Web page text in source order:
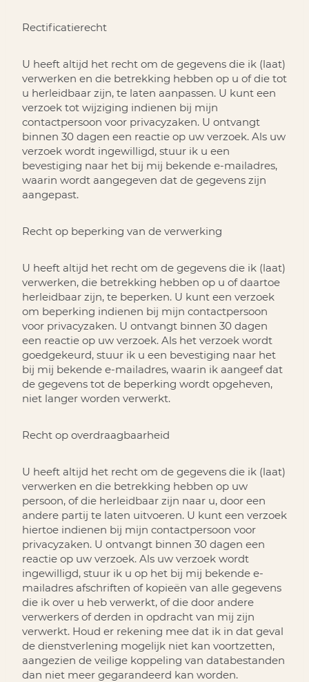
Rectificatierecht
U heeft altijd het recht om de gegevens die ik (laat)
verwerken en die betrekking hebben op u of die tot
u herleidbaar zijn, te laten aanpassen. U kunt een
verzoek tot wijziging indienen bij mijn
contactpersoon voor privacyzaken. U ontvangt
binnen 30 dagen een reactie op uw verzoek. Als uw
verzoek wordt ingewilligd, stuur ik u een
bevestiging naar het bij mij bekende e-mailadres,
waarin wordt aangegeven dat de gegevens zijn
aangepast.
Recht op beperking van de verwerking
U heeft altijd het recht om de gegevens die ik (laat)
verwerken, die betrekking hebben op u of daartoe
herleidbaar zijn, te beperken. U kunt een verzoek
om beperking indienen bij mijn contactpersoon
voor privacyzaken. U ontvangt binnen 30 dagen
een reactie op uw verzoek. Als het verzoek wordt
goedgekeurd, stuur ik u een bevestiging naar het
bij mij bekende e-mailadres, waarin ik aangeef dat
de gegevens tot de beperking wordt opgeheven,
niet langer worden verwerkt.
Recht op overdraagbaarheid
U heeft altijd het recht om de gegevens die ik (laat)
verwerken en die betrekking hebben op uw
persoon, of die herleidbaar zijn naar u, door een
andere partij te laten uitvoeren. U kunt een verzoek
hiertoe indienen bij mijn contactpersoon voor
privacyzaken. U ontvangt binnen 30 dagen een
reactie op uw verzoek. Als uw verzoek wordt
ingewilligd, stuur ik u op het bij mij bekende e-
mailadres afschriften of kopieën van alle gegevens
die ik over u heb verwerkt, of die door andere
verwerkers of derden in opdracht van mij zijn
verwerkt. Houd er rekening mee dat ik in dat geval
de dienstverlening mogelijk niet kan voortzetten,
aangezien de veilige koppeling van databestanden
dan niet meer gegarandeerd kan worden.